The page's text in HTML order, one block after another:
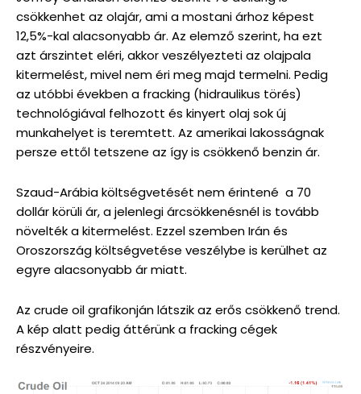
csökkenhet az olajár, ami a mostani árhoz képest
12,5%-kal alacsonyabb ár. Az elemző szerint, ha ezt
azt árszintet eléri, akkor veszélyezteti az olajpala
kitermelést, mivel nem éri meg majd termelni. Pedig
az utóbbi években a fracking (hidraulikus törés)
technológiával felhozott és kinyert olaj sok új
munkahelyet is teremtett. Az amerikai lakosságnak
persze ettől tetszene az így is csökkenő benzin ár.
Szaud-Arábia költségvetését nem érintené a 70
dollár körüli ár, a jelenlegi árcsökkenésnél is tovább
növelték a kitermelést. Ezzel szemben Irán és
Oroszország költségvetése veszélybe is kerülhet az
egyre alacsonyabb ár miatt.
Az crude oil grafikonján látszik az erős csökkenő trend.
A kép alatt pedig áttérünk a fracking cégek
részvényeire.